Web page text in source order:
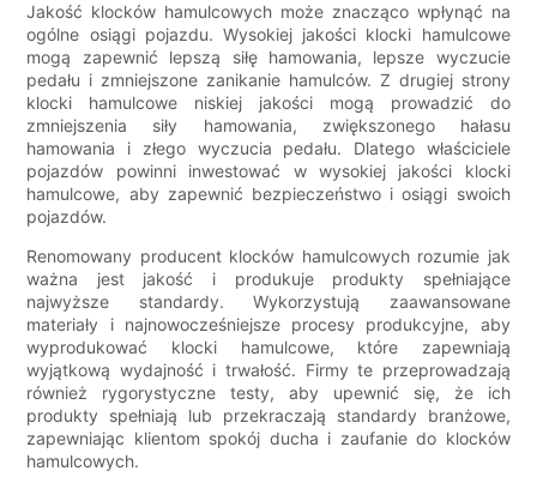
Jakość klocków hamulcowych może znacząco wpłynąć na
ogólne osiągi pojazdu. Wysokiej jakości klocki hamulcowe
mogą zapewnić lepszą siłę hamowania, lepsze wyczucie
pedału i zmniejszone zanikanie hamulców. Z drugiej strony
klocki hamulcowe niskiej jakości mogą prowadzić do
zmniejszenia siły hamowania, zwiększonego hałasu
hamowania i złego wyczucia pedału. Dlatego właściciele
pojazdów powinni inwestować w wysokiej jakości klocki
hamulcowe, aby zapewnić bezpieczeństwo i osiągi swoich
pojazdów.
Renomowany producent klocków hamulcowych rozumie jak
ważna jest jakość i produkuje produkty spełniające
najwyższe standardy. Wykorzystują zaawansowane
materiały i najnowocześniejsze procesy produkcyjne, aby
wyprodukować klocki hamulcowe, które zapewniają
wyjątkową wydajność i trwałość. Firmy te przeprowadzają
również rygorystyczne testy, aby upewnić się, że ich
produkty spełniają lub przekraczają standardy branżowe,
zapewniając klientom spokój ducha i zaufanie do klocków
hamulcowych.